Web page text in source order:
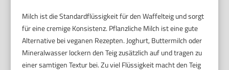
Milch ist die Standardflüssigkeit für den Waffelteig und sorgt
für eine cremige Konsistenz. Pflanzliche Milch ist eine gute
Alternative bei veganen Rezepten. Joghurt, Buttermilch oder
Mineralwasser lockern den Teig zusätzlich auf und tragen zu
einer samtigen Textur bei. Zu viel Flüssigkeit macht den Teig